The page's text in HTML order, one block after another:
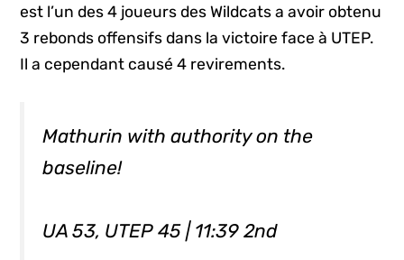
est l’un des 4 joueurs des Wildcats a avoir obtenu
3 rebonds offensifs dans la victoire face à UTEP.
Il a cependant causé 4 revirements.
Mathurin with authority on the
baseline!
UA 53, UTEP 45 | 11:39 2nd